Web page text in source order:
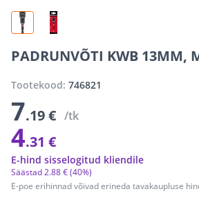
PADRUNVÕTI KWB 13MM,
Tootekood: 746821
7.19 € /tk
4.31 €
E-poe erihinnad võivad erineda tavakaupluse
Säästad2.88 €(40%)
E-hind sisselogitud kliendile